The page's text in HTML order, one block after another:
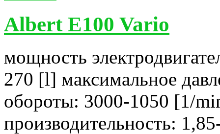
Albert E100 Vario
мощность
270 [l] максимальное
обороты: 3000-1050 [1/
производительность: